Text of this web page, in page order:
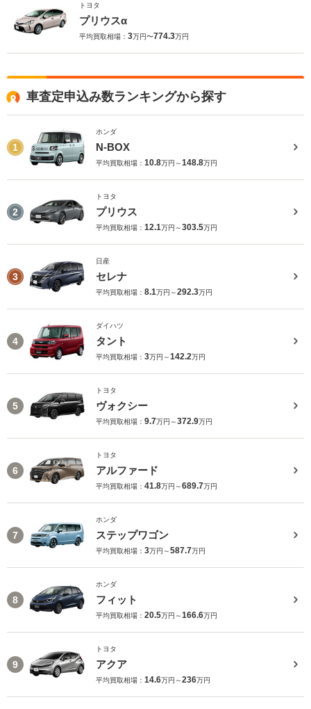
トヨタ
プリウスα
平均買取相場： 3万円〜774.3万円
車査定申込み数ランキングから探す
1
ホンダ
N-BOX
平均買取相場： 10.8万円～148.8万円
2
トヨタ
プリウス
平均買取相場： 12.1万円～303.5万円
3
日産
セレナ
平均買取相場： 8.1万円～292.3万円
4
ダイハツ
タント
平均買取相場： 3万円～142.2万円
5
トヨタ
ヴォクシー
平均買取相場： 9.7万円～372.9万円
6
トヨタ
アルファード
平均買取相場： 41.8万円～689.7万円
7
ホンダ
ステップワゴン
平均買取相場： 3万円～587.7万円
8
ホンダ
フィット
平均買取相場： 20.5万円～166.6万円
9
トヨタ
アクア
平均買取相場： 14.6万円～236万円